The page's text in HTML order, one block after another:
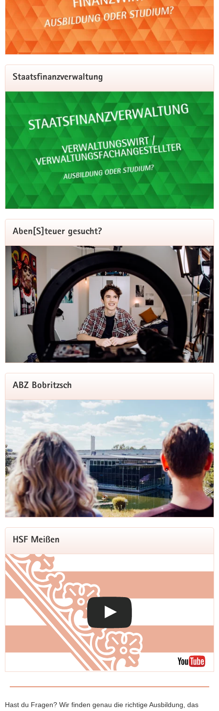
Staatsfinanzverwaltung
Aben[S]teuer gesucht?
ABZ Bobritzsch
HSF Meißen
Hast du Fragen? Wir finden genau die richtige Ausbildung, das